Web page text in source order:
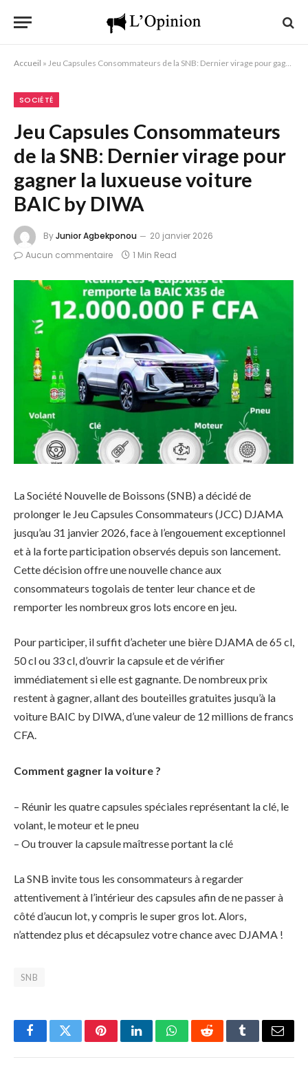
Accueil » Jeu Capsules Consommateurs de la SNB: Dernier virage pour gagner la luxueuse voiture BAIC by DIWA
SOCIÉTÉ
Jeu Capsules Consommateurs
de la SNB: Dernier virage pour
gagner la luxueuse voiture
BAIC by DIWA
ByJunior Agbekponou
20 janvier 2026
Aucun commentaire
1 Min Read
La Société Nouvelle de Boissons (SNB) a décidé de
prolonger le Jeu Capsules Consommateurs (JCC) DJAMA
jusqu’au 31 janvier 2026, face à l’engouement exceptionnel
et à la forte participation observés depuis son lancement.
Cette décision offre une nouvelle chance aux
consommateurs togolais de tenter leur chance et de
remporter les nombreux gros lots encore en jeu.
Pour participer, il suffit d’acheter une bière DJAMA de 65 cl,
50 cl ou 33 cl, d’ouvrir la capsule et de vérifier
immédiatement si elle est gagnante. De nombreux prix
restent à gagner, allant des bouteilles gratuites jusqu’à la
voiture BAIC by DIWA, d’une valeur de 12 millions de francs
CFA.
Comment gagner la voiture ?
– Réunir les quatre capsules spéciales représentant la clé, le
volant, le moteur et le pneu
– Ou trouver la capsule maîtresse portant la clé
La SNB invite tous les consommateurs à regarder
attentivement à l’intérieur des capsules afin de ne passer à
côté d’aucun lot, y compris le super gros lot. Alors,
n’attendez plus et décapsulez votre chance avec DJAMA !
SNB
FacebookTwitterPinterestLinkedInWhatsAppRedditTumblrEmail